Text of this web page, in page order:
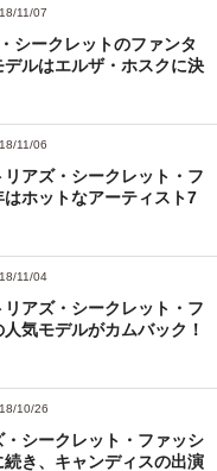
11/07
シークレットのファンタ
ルはエルザ・ホスクに決
11/06
アズ・シークレット・フ
ホットなアーティスト7
11/04
アズ・シークレット・フ
気モデルがカムバック！
10/26
シークレット・ファッシ
き、キャンディスの出演